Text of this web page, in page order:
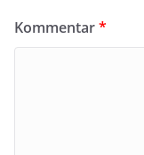
Kommentar*